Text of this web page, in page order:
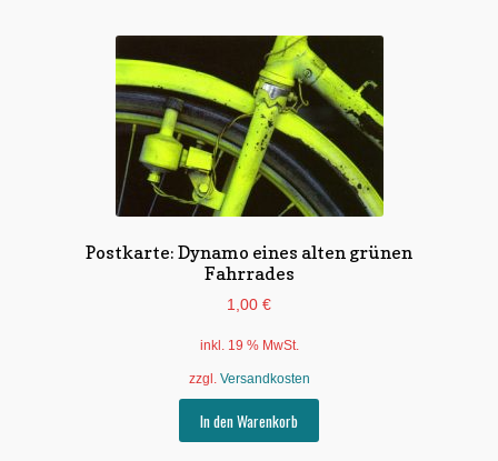
Postkarte: Dynamo eines alten grünen
Fahrrades
1,00 €
inkl. 19 % MwSt.
zzgl. Versandkosten
In den Warenkorb